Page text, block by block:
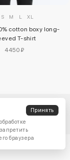
S M L XL
cotton boxy long-
T-shirt
4450 ₽
Принять
браузера